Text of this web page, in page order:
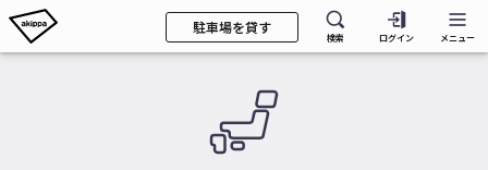
駐車場を貸す
検索 ログイン メニュー